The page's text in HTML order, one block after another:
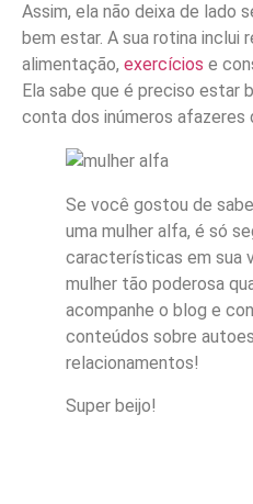
Assim, ela não deixa de lado
bem estar. A sua rotina inclui
alimentação, exercícios e
Ela sabe que é preciso estar
conta dos inúmeros afazeres
Se você gostou de
uma mulher alfa, é só
características em sua
mulher tão poderosa
acompanhe o blog e
conteúdos sobre
relacionamentos!
Super beijo!